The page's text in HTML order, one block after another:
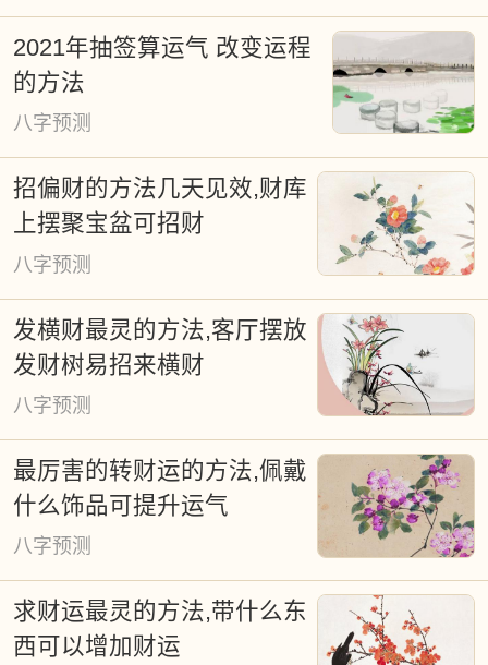
来的生存智慧！小到婚丧嫁娶，大到国家
大事，古人讲究"看天行事"。俗话说"好日
子胜过好风水"，"良辰吉日能改运"，说的
就是把握天时的重要性。现在网上那些老
黄历虽然标着宜忌，但就像买衣服要试
穿，重要日子还是得找专业人士量身定
制。本网站提供的免费择日服务，就是帮
你找到专属的"幸运时刻"，结婚搬家、开业
动土这些人生大事，选对时辰才能讨个好
彩头。
2021年抽签算运气 改变运程
的方法
八字预测
招偏财的方法几天见效,财库
上摆聚宝盆可招财
八字预测
发横财最灵的方法,客厅摆放
发财树易招来横财
八字预测
最厉害的转财运的方法,佩戴
什么饰品可提升运气
八字预测
求财运最灵的方法,带什么东
西可以增加财运